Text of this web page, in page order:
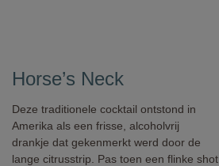
Horse’s Neck
Deze traditionele cocktail ontstond in
Amerika als een frisse, alcoholvrij
drankje dat gekenmerkt werd door de
lange citrusstrip. Pas toen een flinke shot